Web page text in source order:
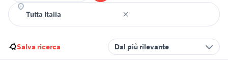
Salva ricerca Dal più rilevante